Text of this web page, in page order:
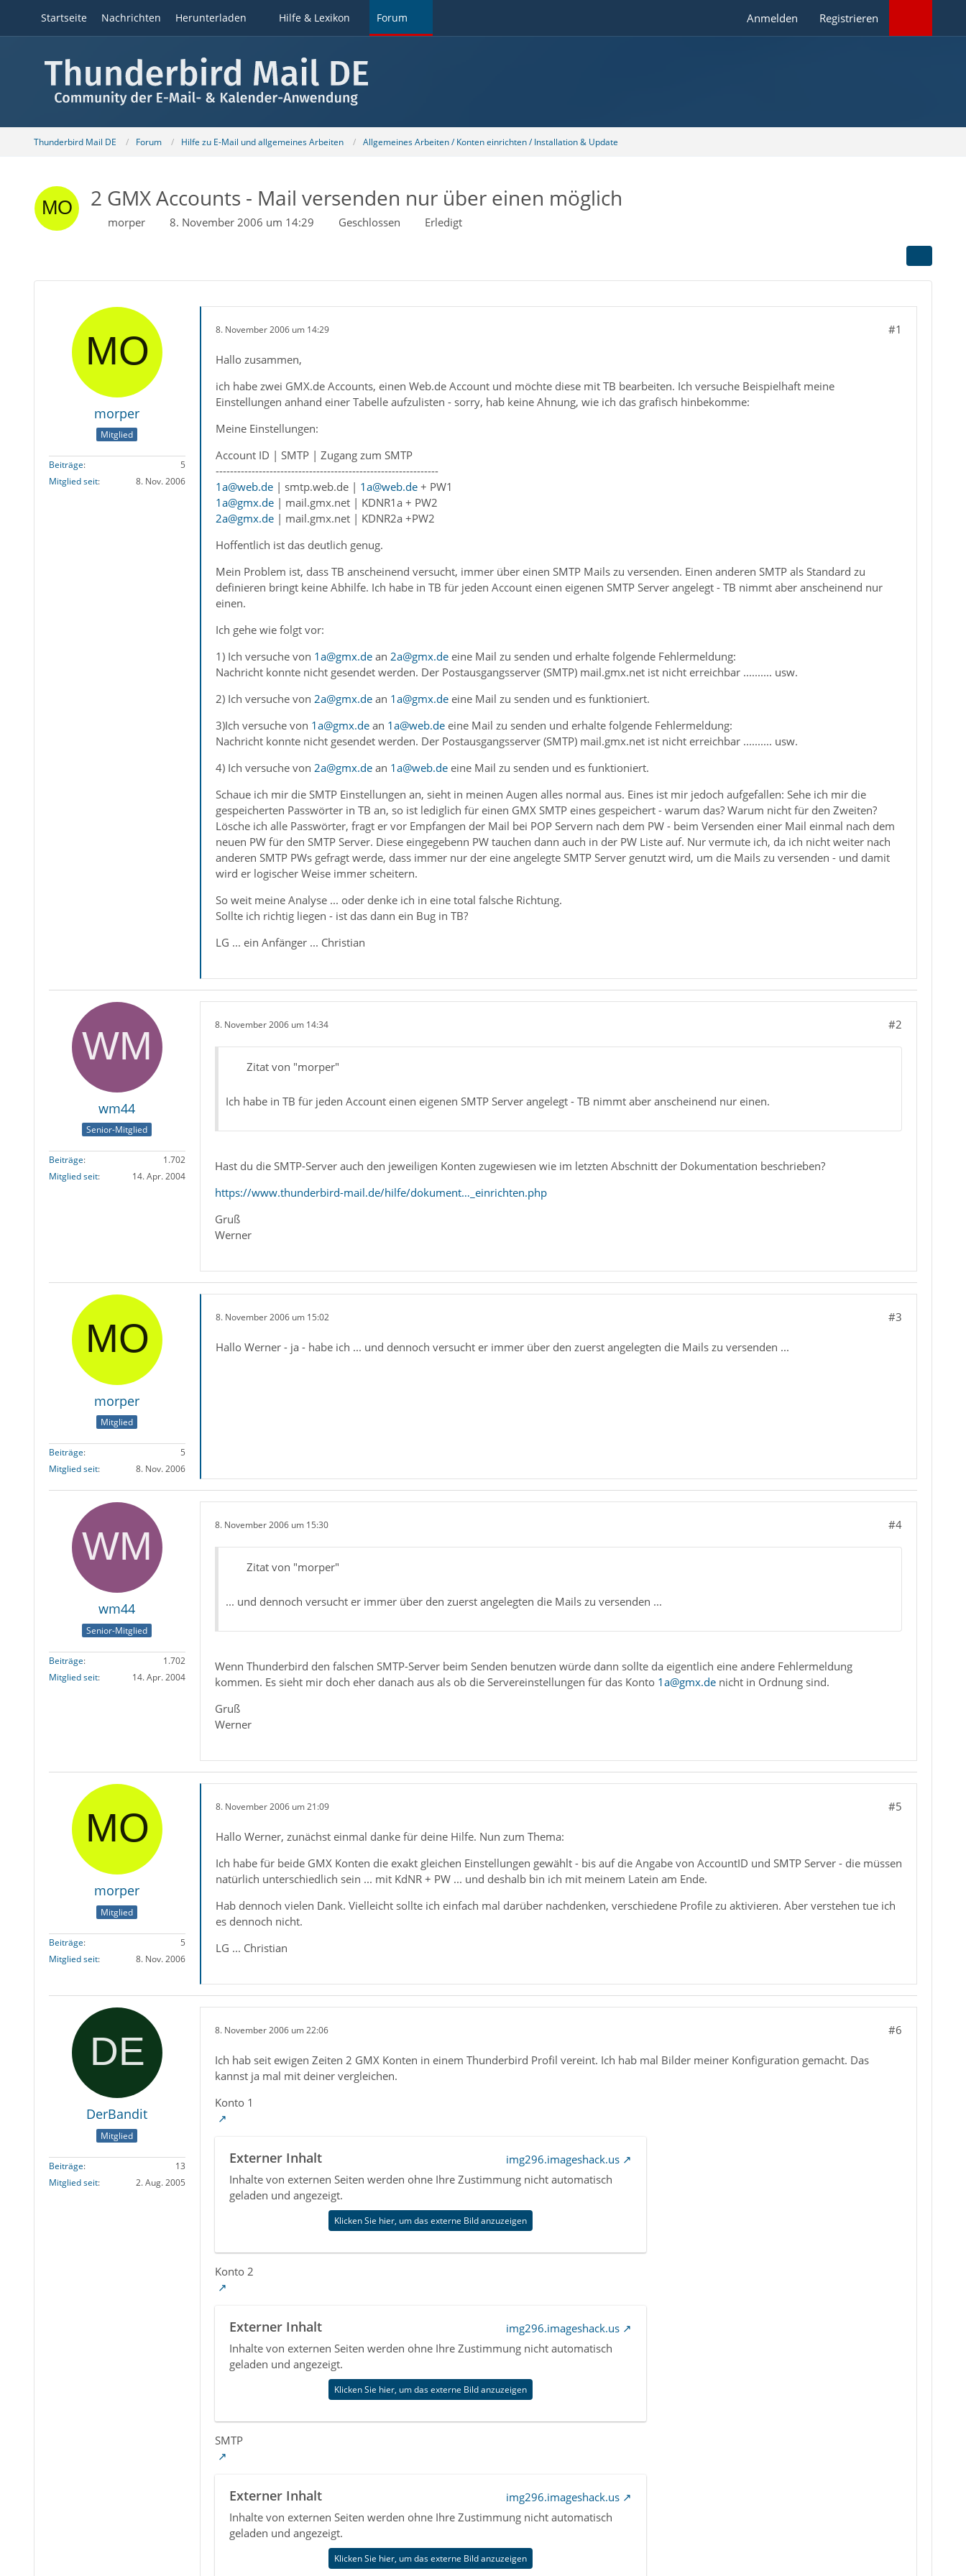
Startseite Nachrichten Herunterladen Hilfe & Lexikon Forum Anmelden Registrieren
Thunderbird Mail DE Forum Hilfe zu E-Mail und allgemeines Arbeiten Allgemeines Arbeiten / Konten einrichten / Installation & Update
2 GMX Accounts - Mail versenden nur über einen möglich
morper 8. November 2006 um 14:29 Geschlossen Erledigt
morper
Mitglied
Beiträge
5
Mitglied seit
8. Nov. 2006
8. November 2006 um 14:29 #1
Hallo zusammen,
ich habe zwei GMX.de Accounts, einen Web.de Account und möchte diese mit TB bearbeiten. Ich versuche Beispielhaft meine
Einstellungen anhand einer Tabelle aufzulisten - sorry, hab keine Ahnung, wie ich das grafisch hinbekomme:
Meine Einstellungen:
Account ID | SMTP | Zugang zum SMTP
--------------------------------------------------------------
1a@web.de| smtp.web.de | 1a@web.de+ PW1
1a@gmx.de| mail.gmx.net | KDNR1a + PW2
2a@gmx.de| mail.gmx.net | KDNR2a +PW2
Hoffentlich ist das deutlich genug.
Mein Problem ist, dass TB anscheinend versucht, immer über einen SMTP Mails zu versenden. Einen anderen SMTP als Standard zu
definieren bringt keine Abhilfe. Ich habe in TB für jeden Account einen eigenen SMTP Server angelegt - TB nimmt aber anscheinend nur
einen.
Ich gehe wie folgt vor:
1) Ich versuche von 1a@gmx.dean 2a@gmx.deeine Mail zu senden und erhalte folgende Fehlermeldung:
Nachricht konnte nicht gesendet werden. Der Postausgangsserver (SMTP) mail.gmx.net ist nicht erreichbar .......... usw.
2) Ich versuche von 2a@gmx.dean 1a@gmx.deeine Mail zu senden und es funktioniert.
3)Ich versuche von 1a@gmx.dean 1a@web.deeine Mail zu senden und erhalte folgende Fehlermeldung:
Nachricht konnte nicht gesendet werden. Der Postausgangsserver (SMTP) mail.gmx.net ist nicht erreichbar .......... usw.
4) Ich versuche von 2a@gmx.dean 1a@web.deeine Mail zu senden und es funktioniert.
Schaue ich mir die SMTP Einstellungen an, sieht in meinen Augen alles normal aus. Eines ist mir jedoch aufgefallen: Sehe ich mir die
gespeicherten Passwörter in TB an, so ist lediglich für einen GMX SMTP eines gespeichert - warum das? Warum nicht für den Zweiten?
Lösche ich alle Passwörter, fragt er vor Empfangen der Mail bei POP Servern nach dem PW - beim Versenden einer Mail einmal nach dem
neuen PW für den SMTP Server. Diese eingegebenn PW tauchen dann auch in der PW Liste auf. Nur vermute ich, da ich nicht weiter nach
anderen SMTP PWs gefragt werde, dass immer nur der eine angelegte SMTP Server genutzt wird, um die Mails zu versenden - und damit
wird er logischer Weise immer scheitern.
So weit meine Analyse ... oder denke ich in eine total falsche Richtung.
Sollte ich richtig liegen - ist das dann ein Bug in TB?
LG ... ein Anfänger ... Christian
wm44
Senior-Mitglied
Beiträge
1.702
Mitglied seit
14. Apr. 2004
8. November 2006 um 14:34 #2
Zitat von "morper"
Ich habe in TB für jeden Account einen eigenen SMTP Server angelegt - TB nimmt aber anscheinend nur einen.
Hast du die SMTP-Server auch den jeweiligen Konten zugewiesen wie im letzten Abschnitt der Dokumentation beschrieben?
https://www.thunderbird-mail.de/hilfe/dokument…_einrichten.php
Gruß
Werner
morper
Mitglied
Beiträge
5
Mitglied seit
8. Nov. 2006
8. November 2006 um 15:02 #3
Hallo Werner - ja - habe ich ... und dennoch versucht er immer über den zuerst angelegten die Mails zu versenden ...
wm44
Senior-Mitglied
Beiträge
1.702
Mitglied seit
14. Apr. 2004
8. November 2006 um 15:30 #4
Zitat von "morper"
... und dennoch versucht er immer über den zuerst angelegten die Mails zu versenden ...
Wenn Thunderbird den falschen SMTP-Server beim Senden benutzen würde dann sollte da eigentlich eine andere Fehlermeldung
kommen. Es sieht mir doch eher danach aus als ob die Servereinstellungen für das Konto 1a@gmx.denicht in Ordnung sind.
Gruß
Werner
morper
Mitglied
Beiträge
5
Mitglied seit
8. Nov. 2006
8. November 2006 um 21:09 #5
Hallo Werner, zunächst einmal danke für deine Hilfe. Nun zum Thema:
Ich habe für beide GMX Konten die exakt gleichen Einstellungen gewählt - bis auf die Angabe von AccountID und SMTP Server - die müssen
natürlich unterschiedlich sein ... mit KdNR + PW ... und deshalb bin ich mit meinem Latein am Ende.
Hab dennoch vielen Dank. Vielleicht sollte ich einfach mal darüber nachdenken, verschiedene Profile zu aktivieren. Aber verstehen tue ich
es dennoch nicht.
LG ... Christian
DerBandit
Mitglied
Beiträge
13
Mitglied seit
2. Aug. 2005
8. November 2006 um 22:06 #6
Ich hab seit ewigen Zeiten 2 GMX Konten in einem Thunderbird Profil vereint. Ich hab mal Bilder meiner Konfiguration gemacht. Das
kannst ja mal mit deiner vergleichen.
Konto 1
Externer Inhalt
img296.imageshack.us
Inhalte von externen Seiten werden ohne Ihre Zustimmung nicht automatisch
geladen und angezeigt.
Klicken Sie hier, um das externe Bild anzuzeigen
Konto 2
Externer Inhalt
img296.imageshack.us
Inhalte von externen Seiten werden ohne Ihre Zustimmung nicht automatisch
geladen und angezeigt.
Klicken Sie hier, um das externe Bild anzuzeigen
SMTP
Externer Inhalt
img296.imageshack.us
Inhalte von externen Seiten werden ohne Ihre Zustimmung nicht automatisch
geladen und angezeigt.
Klicken Sie hier, um das externe Bild anzuzeigen